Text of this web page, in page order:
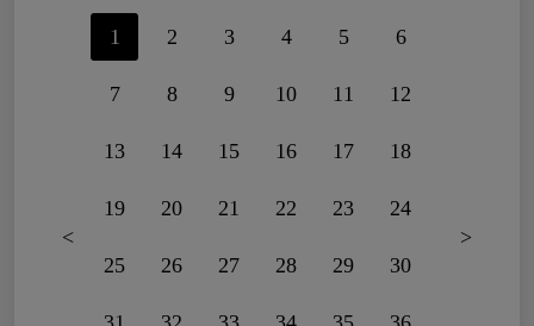
<
1 2 3 4 5 6
7 8 9 10 11 12
13 14 15 16 17 18
19 20 21 22 23 24
25 26 27 28 29 30
>